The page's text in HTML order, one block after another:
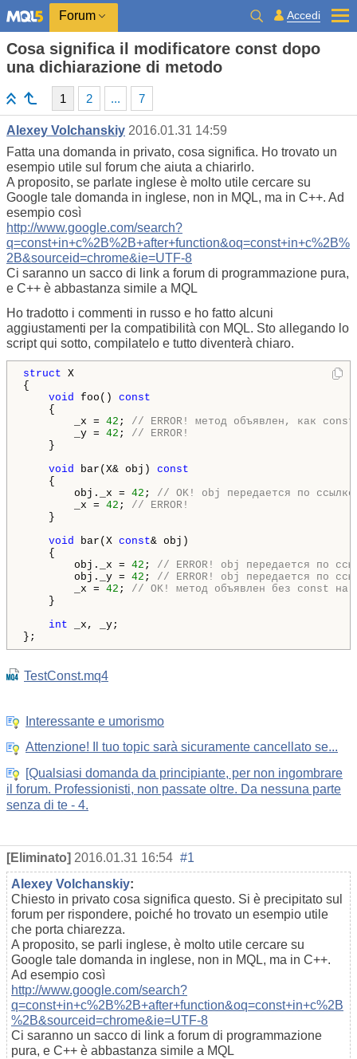
Forum Accedi
Cosa significa il modificatore const dopo
una dichiarazione di metodo
1 2 ... 7
Alexey Volchanskiy 2016.01.31 14:59
Fatta una domanda in privato, cosa significa. Ho trovato un
esempio utile sul forum che aiuta a chiarirlo.
A proposito, se parlate inglese è molto utile cercare su
Google tale domanda in inglese, non in MQL, ma in C++. Ad
esempio così
http://www.google.com/search?
q=const+in+c%2B%2B+after+function&oq=const+in+c%2B%
2B&sourceid=chrome&ie=UTF-8
Ci saranno un sacco di link a forum di programmazione pura,
e C++ è abbastanza simile a MQL
Ho tradotto i commenti in russo e ho fatto alcuni
aggiustamenti per la compatibilità con MQL. Sto allegando lo
script qui sotto, compilatelo e tutto diventerà chiaro.
struct X
{
void foo() const
{
_x = 42 ; // ERROR! метод объявлен, как
_y = 42 ; // ERROR!
}
void bar(X& obj) const
{
obj._x = 42 ; // OK! obj передается по
_x = 42 ; // ERROR!
}
void bar(X const& obj)
{
obj._x = 42 ; // ERROR! obj передается по
obj._y = 42 ; // ERROR! obj передается по
_x = 42 ; // OK! метод объявлен без const на
}
int _x, _y;
};
TestConst.mq4
Interessante e umorismo
Attenzione! Il tuo topic sarà sicuramente cancellato se...
[Qualsiasi domanda da principiante, per non ingombrare
il forum. Professionisti, non passate oltre. Da nessuna parte
senza di te - 4.
[Eliminato] 2016.01.31 16:54 #1
Alexey Volchanskiy:
Chiesto in privato cosa significa questo. Si è precipitato sul
forum per rispondere, poiché ho trovato un esempio utile
che porta chiarezza.
A proposito, se parli inglese, è molto utile cercare su
Google tale domanda in inglese, non in MQL, ma in C++.
Ad esempio così
http://www.google.com/search?
q=const+in+c%2B%2B+after+function&oq=const+in+c%2B
%2B&sourceid=chrome&ie=UTF-8
Ci saranno un sacco di link a forum di programmazione
pura, e C++ è abbastanza simile a MQL